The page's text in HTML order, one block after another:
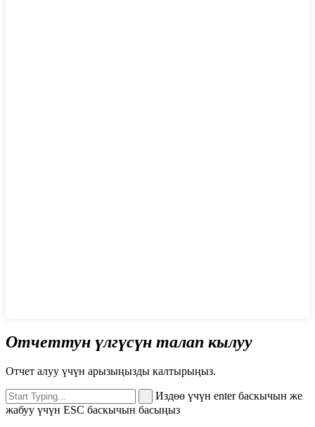
Отчеттун үлгүсүн талап кылуу
Отчет алуу үчүн арызыңызды калтырыңыз.
Издөө үчүн enter баскычын же
жабуу үчүн ESC баскычын басыңыз